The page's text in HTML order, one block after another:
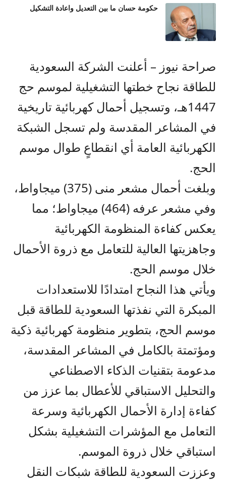
حكومة حسان ما بين التعديل واعادة التشكيل
صراحة نيوز – أعلنت الشركة السعودية
للطاقة نجاح خطتها التشغيلية لموسم حج
1447هـ، وتسجيل أحمال كهربائية تاريخية
في المشاعر المقدسة ولم تسجل الشبكة
الكهربائية العامة أي انقطاعٍ طوال موسم
الحج.
وبلغت أحمال مشعر منى (375) ميجاواط،
وفي مشعر عرفه (464) ميجاواط؛ مما
يعكس كفاءة المنظومة الكهربائية
وجاهزيتها العالية للتعامل مع ذروة الأحمال
خلال موسم الحج.
ويأتي هذا النجاح امتدادًا للاستعدادات
المبكرة التي نفذتها السعودية للطاقة قبل
موسم الحج، بتطوير منظومة كهربائية ذكية
ومؤتمتة بالكامل في المشاعر المقدسة،
مدعومة بتقنيات الذكاء الاصطناعي
والتحليل الاستباقي للأعطال بما عزز من
كفاءة إدارة الأحمال الكهربائية وسرعة
التعامل مع المؤشرات التشغيلية بشكل
استباقي خلال ذروة الموسم.
وعززت السعودية للطاقة شبكات النقل